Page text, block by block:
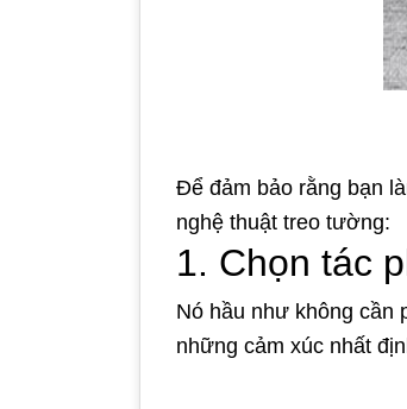
Để đảm bảo rằng bạn
nghệ thuật treo tường:
1. Chọn tác
Nó hầu như không cần
những cảm xúc nhất